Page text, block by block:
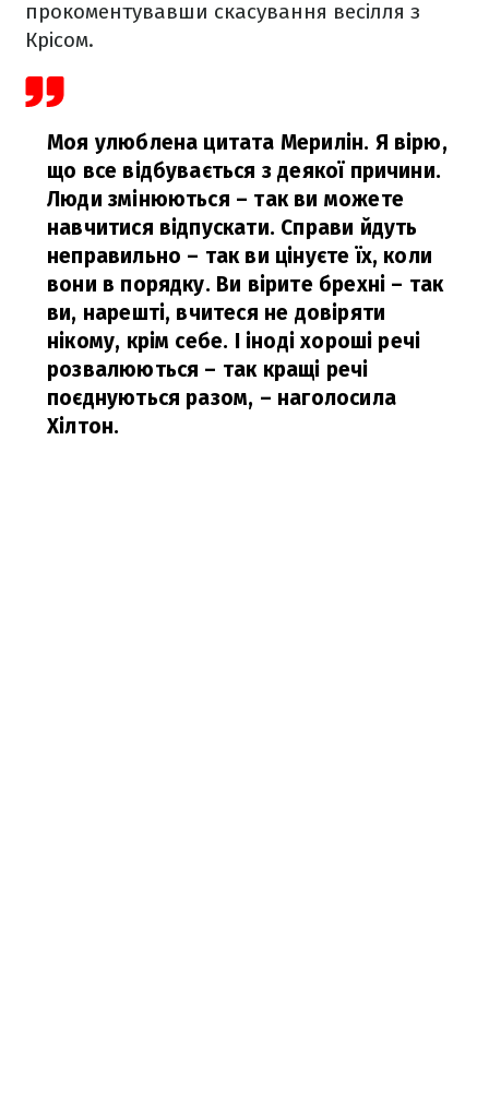
прокоментувавши скасування весілля з
Крісом.
Моя улюблена цитата Мерилін. Я вірю,
що все відбувається з деякої причини.
Люди змінюються – так ви можете
навчитися відпускати. Справи йдуть
неправильно – так ви цінуєте їх, коли
вони в порядку. Ви вірите брехні – так
ви, нарешті, вчитеся не довіряти
нікому, крім себе. І іноді хороші речі
розвалюються – так кращі речі
поєднуються разом, – наголосила
Хілтон.